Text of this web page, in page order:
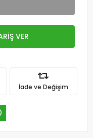
VER
İade ve Değişim